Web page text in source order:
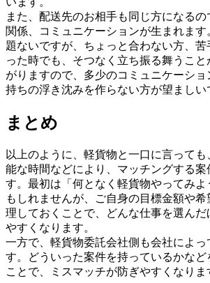
また、配送先のお相手も同じ方になる
関係、コミュニケーションが生まれます
題ないですが、ちょっと合わない方、
った時でも、そつなく立ち振る舞うこ
がりますので、多少のコミュニケーシ
持ちの浮き沈みを作らない方が望ましい
まとめ
以上のように、軽貨物と一口に言って
能な時間などにより、マッチングする案
す。最初は「何となく軽貨物やってみ
もしれませんが、ご自身の目標金額や
理しておくことで、どんな仕事を選んだ
やすくなります。
一方で、軽貨物委託会社側も会社によっ
す。どういった案件を持っているかなど
ことで、ミスマッチが防ぎやすくなりま